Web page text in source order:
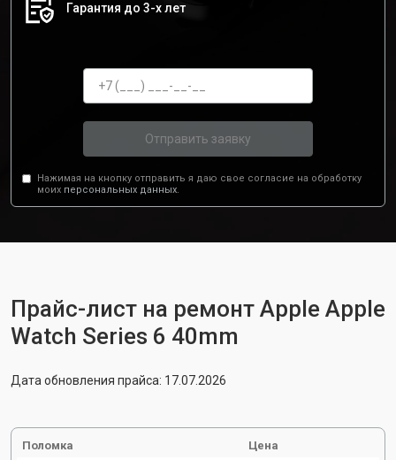
Гарантия до 3-х лет
Отправить заявку
Нажимая на кнопку отправить я даю свое согласие на обработку
моих персональных данных.
Прайс-лист на ремонт Apple Apple
Watch Series 6 40mm
Дата обновления прайса: 17.07.2026
Поломка Цена